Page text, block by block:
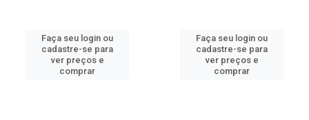
Faça seu login ou
cadastre-se para
ver preços e
comprar
Faça seu login ou
cadastre-se para
ver preços e
comprar